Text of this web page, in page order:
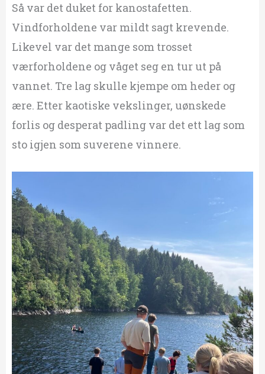
Så var det duket for kanostafetten.
Vindforholdene var mildt sagt krevende.
Likevel var det mange som trosset
værforholdene og våget seg en tur ut på
vannet. Tre lag skulle kjempe om heder og
ære. Etter kaotiske vekslinger, uønskede
forlis og desperat padling var det ett lag som
sto igjen som suverene vinnere.